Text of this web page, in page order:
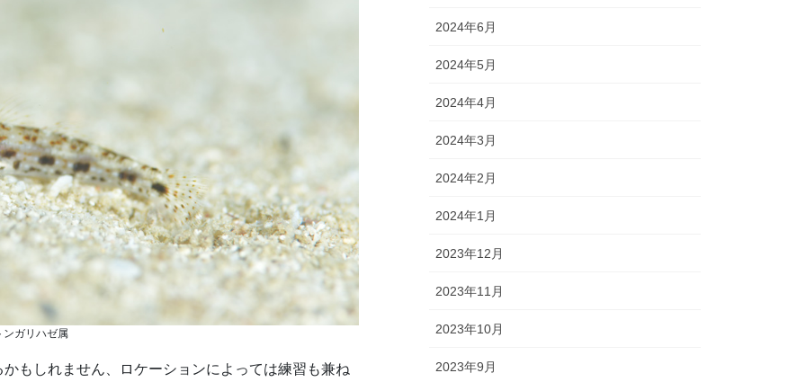
ンガリハゼ属
もしれません、ロケーションによっては練習も兼ね
2024年6月
2024年5月
2024年4月
2024年3月
2024年2月
2024年1月
2023年12月
2023年11月
2023年10月
2023年9月